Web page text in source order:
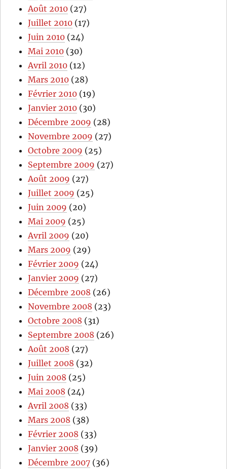
Août 2010 (27)
Juillet 2010 (17)
Juin 2010 (24)
Mai 2010 (30)
Avril 2010 (12)
Mars 2010 (28)
Février 2010 (19)
Janvier 2010 (30)
Décembre 2009 (28)
Novembre 2009 (27)
Octobre 2009 (25)
Septembre 2009 (27)
Août 2009 (27)
Juillet 2009 (25)
Juin 2009 (20)
Mai 2009 (25)
Avril 2009 (20)
Mars 2009 (29)
Février 2009 (24)
Janvier 2009 (27)
Décembre 2008 (26)
Novembre 2008 (23)
Octobre 2008 (31)
Septembre 2008 (26)
Août 2008 (27)
Juillet 2008 (32)
Juin 2008 (25)
Mai 2008 (24)
Avril 2008 (33)
Mars 2008 (38)
Février 2008 (33)
Janvier 2008 (39)
Décembre 2007 (36)